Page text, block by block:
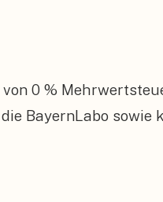
0 %
BayernLabo